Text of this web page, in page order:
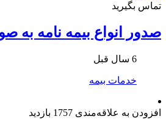
تماس بگیرید
صدور انواع بیمه نامه به
6 سال قبل
خدمات بیمه
افزودن به علاقه‌مندی 1757 بازدید